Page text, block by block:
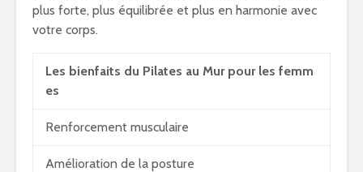
plus forte, plus équilibrée et plus en harmonie avec
votre corps.
Les bienfaits du Pilates au Mur pour les femm
es
Renforcement musculaire
Amélioration de la posture